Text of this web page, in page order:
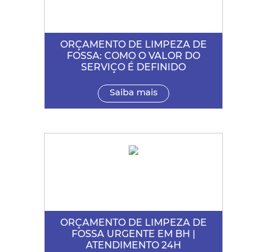
ORÇAMENTO DE LIMPEZA DE
FOSSA: COMO O VALOR DO
SERVIÇO É DEFINIDO
Saiba mais
ORÇAMENTO DE LIMPEZA DE
FOSSA URGENTE EM BH |
ATENDIMENTO 24H